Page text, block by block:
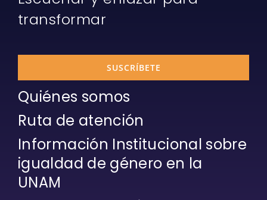
transformar
SUSCRÍBETE
Quiénes somos
Ruta de atención
Información Institucional sobre
igualdad de género en la
UNAM